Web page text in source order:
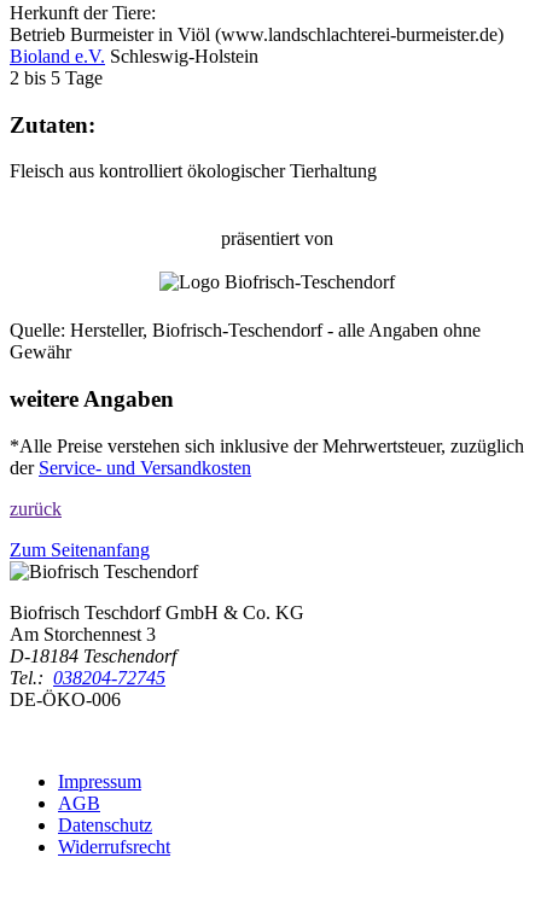
Herkunft der Tiere:
Betrieb Burmeister in Viöl (www.landschlachterei-burmeister.de)
Bioland e.V. Schleswig-Holstein
2 bis 5 Tage
Zutaten:
Fleisch aus kontrolliert ökologischer Tierhaltung
präsentiert von
Quelle: Hersteller, Biofrisch-Teschendorf - alle Angaben ohne
Gewähr
weitere Angaben
*Alle Preise verstehen sich inklusive der Mehrwertsteuer, zuzüglich
der Service- und Versandkosten
zurück
Zum Seitenanfang
Biofrisch Teschdorf GmbH & Co. KG
Am Storchennest 3
D-18184 Teschendorf
Tel.: 038204-72745
DE-ÖKO-006
Impressum
AGB
Datenschutz
Widerrufsrecht